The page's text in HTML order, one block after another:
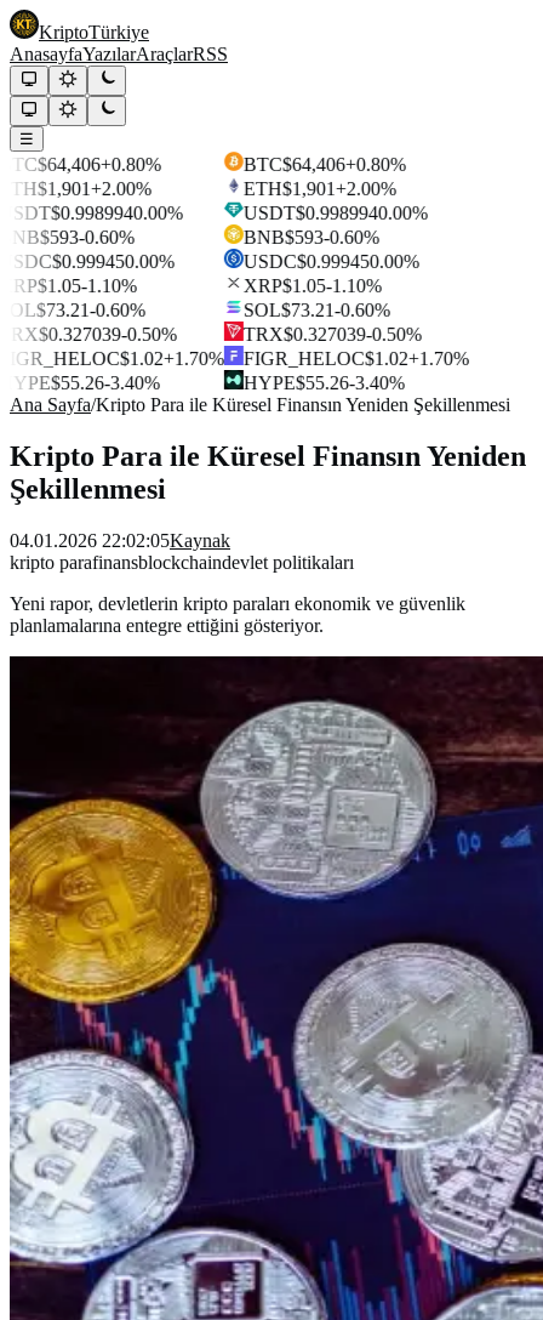
KriptoTürkiye
AnasayfaYazılarAraçlarRSS
☰
$64,406+0.80%
$1,901+2.00%
$0.9989940.00%
$593-0.60%
$0.999450.00%
$1.05-1.10%
$73.21-0.60%
$0.327039-0.50%
$1.02+1.70%
$55.26-3.40%
BTC$64,406+0.80%
ETH$1,901+2.00%
USDT$0.9989940.00%
BNB$593-0.60%
USDC$0.999450.00%
XRP$1.05-1.10%
SOL$73.21-0.60%
TRX$0.327039-0.50%
FIGR_HELOC$1.02+1.70%
HYPE$55.26-3.40%
Ana Sayfa/Kripto Para ile Küresel Finansın Yeniden Şekillenmesi
Kripto Para ile Küresel Finansın Yeniden
Şekillenmesi
04.01.2026 22:02:05Kaynak
kripto parafinansblockchaindevlet politikaları
Yeni rapor, devletlerin kripto paraları ekonomik ve güvenlik
planlamalarına entegre ettiğini gösteriyor.